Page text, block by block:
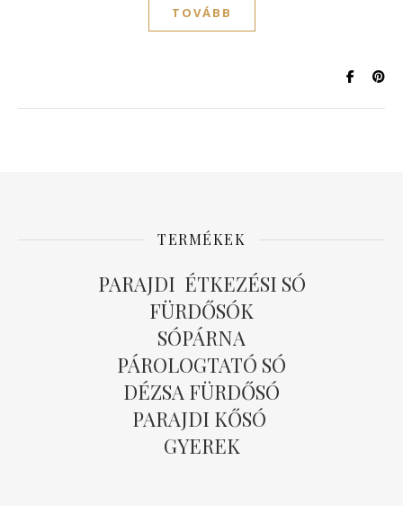
TOVÁBB
TERMÉKEK
PARAJDI ÉTKEZÉSI SÓ
FÜRDŐSÓK
SÓPÁRNA
PÁROLOGTATÓ SÓ
DÉZSA FÜRDŐSÓ
PARAJDI KŐSÓ
GYEREK